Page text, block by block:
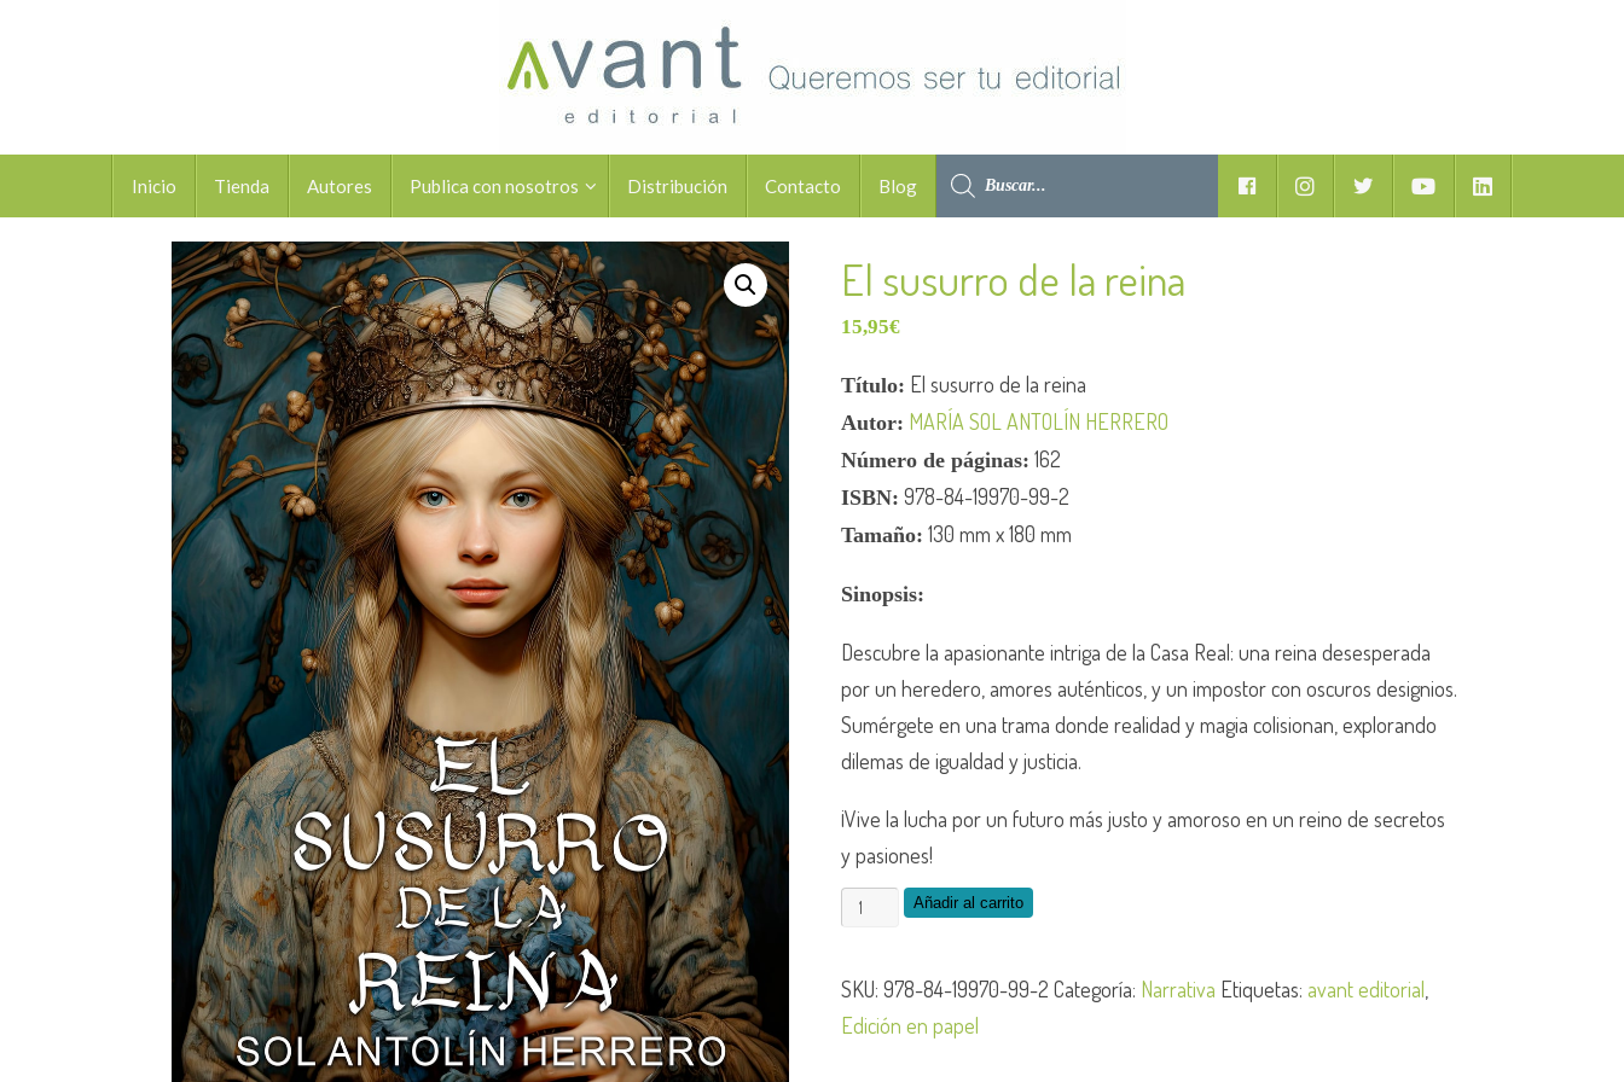
Inicio Tienda Autores Publica con nosotros Distribución Contacto Blog
Facebook YoutubeLinkedIn
El susurro de la reina
15,95€
Título: El susurro de la reina
Autor: MARÍA SOL ANTOLÍN HERRERO
Número de páginas: 162
ISBN: 978-84-19970-99-2
Tamaño: 130 mm x 180 mm
Sinopsis:
Descubre la apasionante intriga de la Casa Real: una reina desesperada
por un heredero, amores auténticos, y un impostor con oscuros designios.
Sumérgete en una trama donde realidad y magia colisionan, explorando
dilemas de igualdad y justicia.
¡Vive la lucha por un futuro más justo y amoroso en un reino de secretos
y pasiones!
Añadir al carrito
SKU: 978-84-19970-99-2 Categoría: Narrativa Etiquetas: avant editorial
Edición en papel